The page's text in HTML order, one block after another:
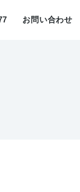
お問い合わせ